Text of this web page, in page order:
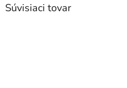
Súvisiaci tovar